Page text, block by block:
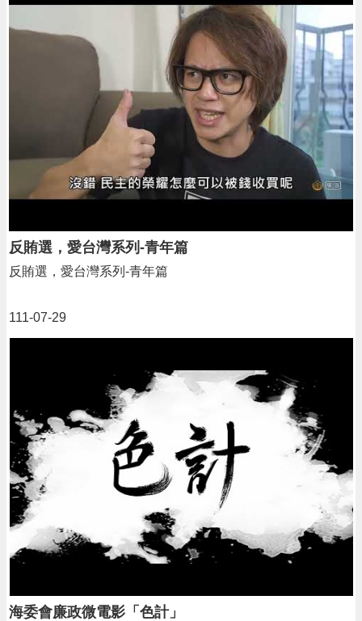
反賄選，愛台灣系列-青年篇
111-07-29
反賄選，愛台灣系列-青年篇
海委會廉政微電影「色計」